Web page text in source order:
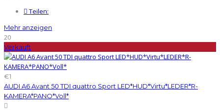
Teilen:
Mehr anzeigen
20
Verkauft
€1
AUDI A6 Avant 50 TDI quattro Sport LED*HUD*Virtu*LEDER*R-
KAMERA*PANO*Voll*